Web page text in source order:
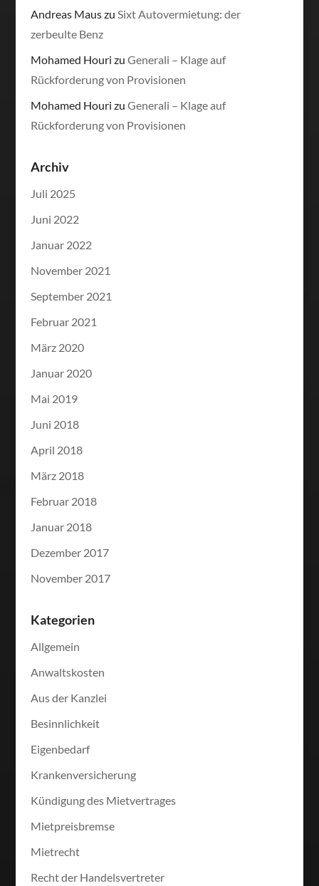
Andreas Mauszu Sixt Autovermietung: der
zerbeulte Benz
Mohamed Houri zu Generali – Klage auf
Rückforderung von Provisionen
Mohamed Houri zu Generali – Klage auf
Rückforderung von Provisionen
Archiv
Juli 2025
Juni 2022
Januar 2022
November 2021
September 2021
Februar 2021
März 2020
Januar 2020
Mai 2019
Juni 2018
April 2018
März 2018
Februar 2018
Januar 2018
Dezember 2017
November 2017
Kategorien
Allgemein
Anwaltskosten
Aus der Kanzlei
Besinnlichkeit
Eigenbedarf
Krankenversicherung
Kündigung des Mietvertrages
Mietpreisbremse
Mietrecht
Recht der Handelsvertreter